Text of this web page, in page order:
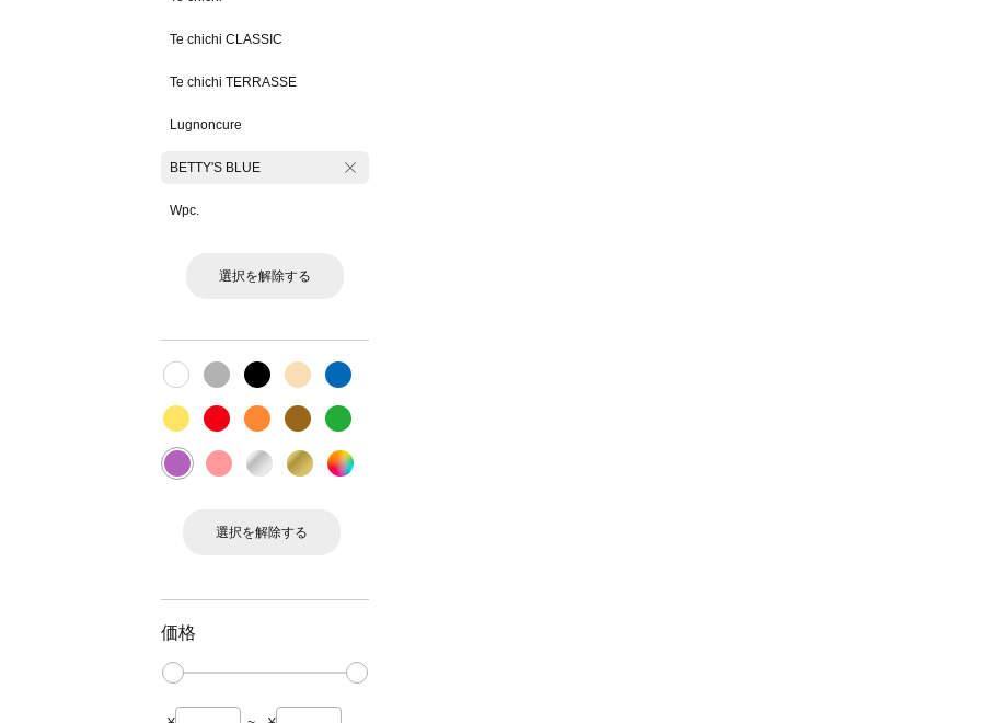
Te chichi CLASSIC
Te chichi TERRASSE
Lugnoncure
BETTY'S BLUE
Wpc.
選択を解除する
選択を解除する
価格